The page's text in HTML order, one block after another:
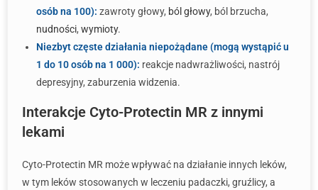
osób na 100): zawroty głowy, ból głowy, ból brzucha,
nudności, wymioty.
Niezbyt częste działania niepożądane (mogą wystąpić u
1 do 10 osób na 1 000): reakcje nadwrażliwości, nastrój
depresyjny, zaburzenia widzenia.
Interakcje Cyto-Protectin MR z innymi
lekami
Cyto-Protectin MR może wpływać na działanie innych leków,
w tym leków stosowanych w leczeniu padaczki, gruźlicy, a